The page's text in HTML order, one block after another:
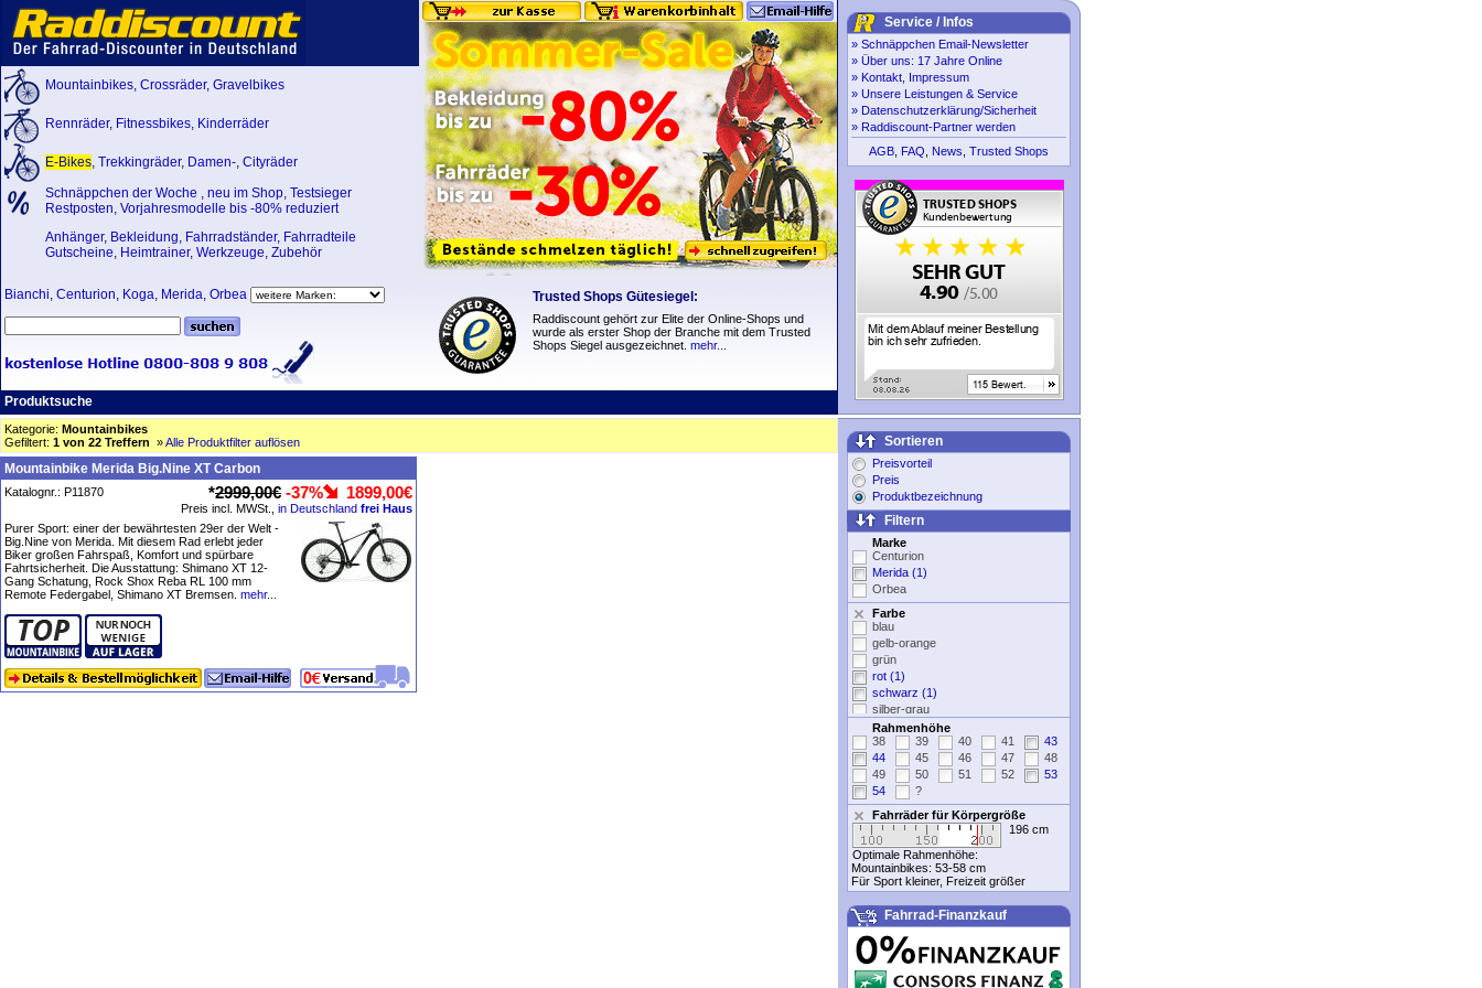
Mountainbikes, Crossräder, Gravelbikes
Rennräder, Fitnessbikes, Kinderräder
E-Bikes, Trekkingräder, Damen-, Cityräder
Schnäppchen der Woche , neu im Shop, Testsieger
Restposten, Vorjahresmodelle bis -80% reduziert
Anhänger, Bekleidung, Fahrradständer, Fahrradteile
Gutscheine, Heimtrainer, Werkzeuge, Zubehör
Service / Infos
» Schnäppchen Email-Newsletter
» Über uns: 17 Jahre Online
» Kontakt, Impressum
» Unsere Leistungen & Service
» Datenschutzerklärung/Sicherheit
» Raddiscount-Partner werden
AGB FAQ News Trusted Shops
Bianchi, Centurion, Koga, Merida, Orbea Trusted Shops Gütesiegel:
Raddiscount gehört zur Elite der Online-Shops und
wurde als erster Shop der Branche mit dem Trusted
Shops Siegel ausgezeichnet. mehr...
Produktsuche
Kategorie: Mountainbikes
Gefiltert: 1 von 22 Treffern »Alle Produktfilter auflösen
Mountainbike Merida Big.Nine XT Carbon
Katalognr.: P11870 *2999,00€ -37% 1899,00€
Preis incl. MWSt., in Deutschland frei Haus
Purer Sport: einer der bewährtesten 29er der Welt -
Big.Nine von Merida. Mit diesem Rad erlebt jeder
Biker großen Fahrspaß, Komfort und spürbare
Fahrtsicherheit. Die Ausstattung: Shimano XT 12-
Gang Schatung, Rock Shox Reba RL 100 mm
Remote Federgabel, Shimano XT Bremsen. mehr...
Sortieren
Preisvorteil
Preis
Produktbezeichnung
Filtern
Marke
Centurion
Merida (1)
Orbea
Farbe
blau
gelb-orange
grün
rot (1)
schwarz (1)
silber-grau
weiß (1)
Rahmenhöhe
38
39 40 41
43
44
45 46 47
48
49
50 51 52
53
54
?
Fahrräder für Körpergröße
196 cm
Optimale Rahmenhöhe:
Mountainbikes: 53-58 cm
Für Sport kleiner, Freizeit größer
Fahrrad-Finanzkauf